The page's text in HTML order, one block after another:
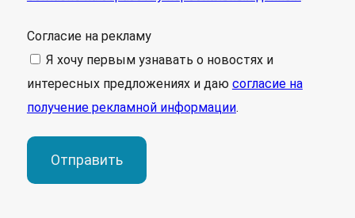
Согласие на рекламу
Я хочу первым узнавать о новостях и
интересных предложениях и даю согласие на
получение рекламной информации.
Отправить